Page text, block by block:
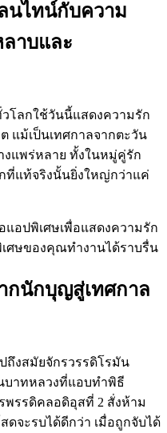
นไทน์กับความ
าบและ
โลกใช้วันนี้แสดงความรัก
แม้เป็นเทศกาลจากตะวัน
งแพร่หลาย ทั้งในหมู่คู่รัก
ที่แท้จริงนั้นยิ่งใหญ่กว่าแค่
แอปพิเศษเพื่อแสดงความรัก
เศษของคุณทำงานได้ราบรื่น
กนักบุญสู่เทศกาล
ถึงสมัยจักรวรรดิโรมัน
บาทหลวงที่แอบทำพิธี
พรรดิคลอดิอุสที่ 2 สั่งห้าม
ดจะรบได้ดีกว่า เมื่อถูกจับได้